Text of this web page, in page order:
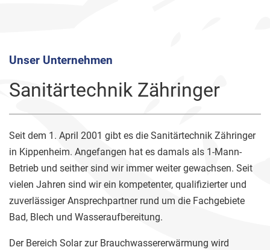
Unser Unternehmen
Sanitärtechnik Zähringer
Seit dem 1. April 2001 gibt es die Sanitärtechnik Zähringer
in Kippenheim. Angefangen hat es damals als 1-Mann-
Betrieb und seither sind wir immer weiter gewachsen. Seit
vielen Jahren sind wir ein kompetenter, qualifizierter und
zuverlässiger Ansprechpartner rund um die Fachgebiete
Bad, Blech und Wasseraufbereitung.
Der Bereich Solar zur Brauchwassererwärmung wird